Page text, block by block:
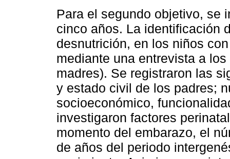
Para el segundo objetivo, se
cinco años. La identificación
desnutrición, en los niños
mediante una entrevista a
madres). Se registraron las
y estado civil de los padres;
socioeconómico,
investigaron factores
momento del embarazo, el
de años del periodo